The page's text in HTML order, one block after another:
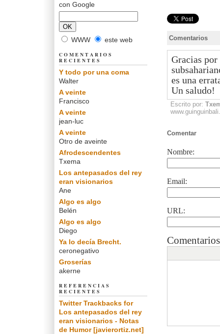
Comentarios
Gracias
es una
Un saludo!
Escrito por:
Comentar
Nombre:
Email:
URL:
con Google
WWW este web
COMENTARIOS
RECIENTES
Y todo por una coma
Walter
A veinte
Francisco
A veinte
jean-luc
A veinte
Otro de aveinte
Afrodescendentes
Txema
Los antepasados del rey
eran visionarios
Ane
Algo es algo
Belén
Algo es algo
Diego
Ya lo decía Brecht.
ceronegativo
Groserías
akerne
REFERENCIAS
RECIENTES
Twitter Trackbacks for
Los antepasados del rey
eran visionarios - Notas
de Humor [javierortiz.net]